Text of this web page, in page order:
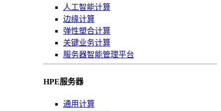
人工智能计算
边缘计算
弹性塑合计算
关键业务计算
服务器智能管理平台
HPE服务器
通用计算